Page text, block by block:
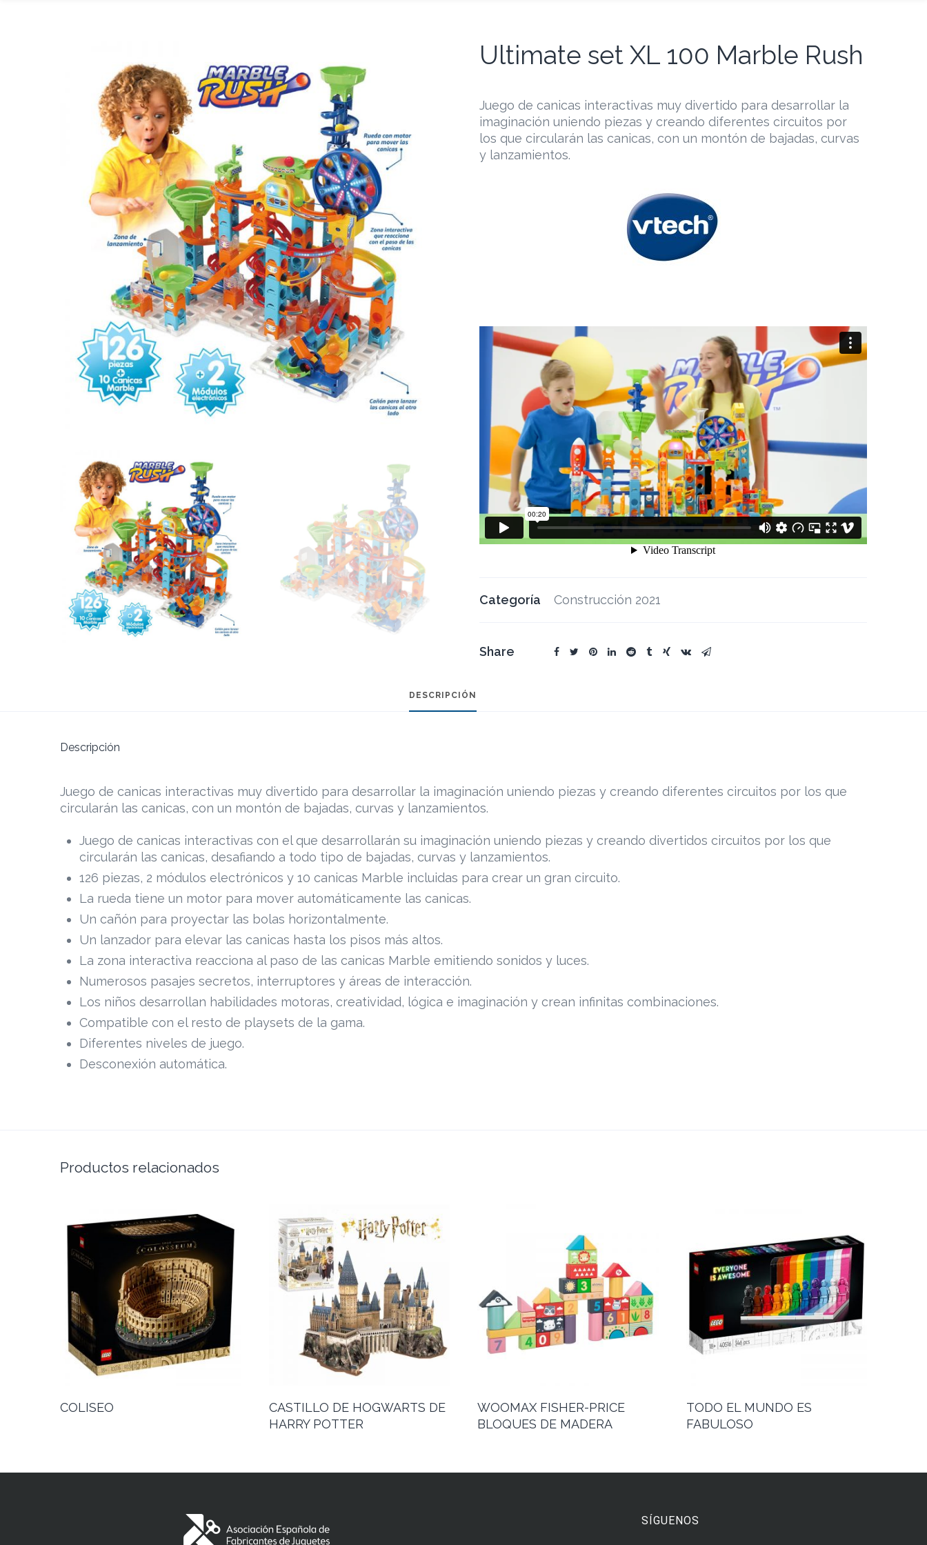
Ultimate set XL 100 Marble Rush
Juego de canicas interactivas muy divertido para desarrollar la
imaginación uniendo piezas y creando diferentes circuitos por
los que circularán las canicas, con un montón de bajadas, curvas
y lanzamientos.
Categoría Construcción 2021
Share
DESCRIPCIÓN
Descripción
Juego de canicas interactivas muy divertido para desarrollar la imaginación uniendo piezas y creando diferentes circuitos por los que
circularán las canicas, con un montón de bajadas, curvas y lanzamientos.
Juego de canicas interactivas con el que desarrollarán su imaginación uniendo piezas y creando divertidos circuitos por los que
circularán las canicas, desafiando a todo tipo de bajadas, curvas y lanzamientos.
126 piezas, 2 módulos electrónicos y 10 canicas Marble incluidas para crear un gran circuito.
La rueda tiene un motor para mover automáticamente las canicas.
Un cañón para proyectar las bolas horizontalmente.
Un lanzador para elevar las canicas hasta los pisos más altos.
La zona interactiva reacciona al paso de las canicas Marble emitiendo sonidos y luces.
Numerosos pasajes secretos, interruptores y áreas de interacción.
Los niños desarrollan habilidades motoras, creatividad, lógica e imaginación y crean infinitas combinaciones.
Compatible con el resto de playsets de la gama.
Diferentes niveles de juego.
Desconexión automática.
Productos relacionados
COLISEO
CASTILLO DE HOGWARTS DE
HARRY POTTER
WOOMAX FISHER-PRICE
BLOQUES DE MADERA
TODO EL MUNDO ES
FABULOSO
SÍGUENOS